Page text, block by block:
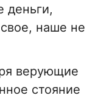
деньги,
наше не
верующие
стояние